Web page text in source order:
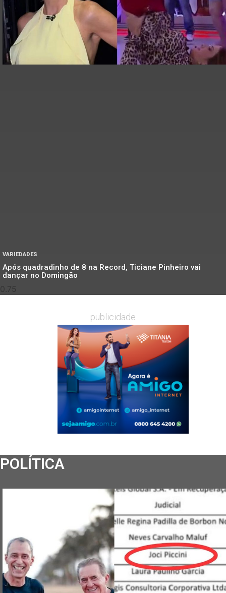
VARIEDADES
Após quadradinho de 8 na Record, Ticiane Pinheiro vai
dançar no Domingão
publicidade
POLÍTICA